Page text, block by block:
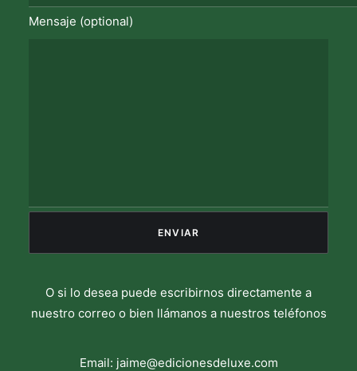
Mensaje (optional)
O si lo desea puede escribirnos directamente a
nuestro correo o bien llámanos a nuestros teléfonos
Email: jaime@edicionesdeluxe.com